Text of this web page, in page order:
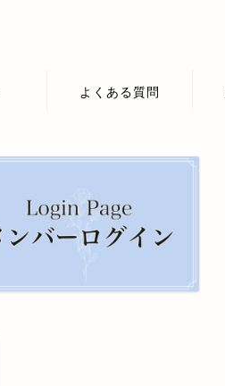
よくある質問